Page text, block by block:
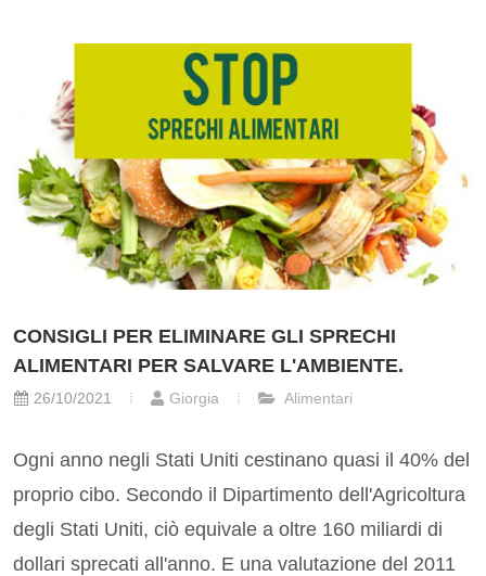
CONSIGLI PER ELIMINARE GLI SPRECHI
ALIMENTARI PER SALVARE L'AMBIENTE.
26/10/2021 Giorgia Alimentari
Ogni anno negli Stati Uniti cestinano quasi il 40% del
proprio cibo. Secondo il Dipartimento dell'Agricoltura
degli Stati Uniti, ciò equivale a oltre 160 miliardi di
dollari sprecati all'anno. E una valutazione del 2011